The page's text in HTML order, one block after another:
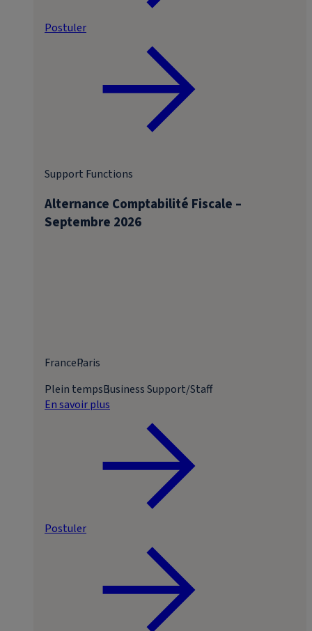
Postuler
Alternance Comptabilité Fiscale –
Septembre 2026
Support Functions
FranceParis
Plein tempsBusiness Support/Staff
En savoir plus
Postuler